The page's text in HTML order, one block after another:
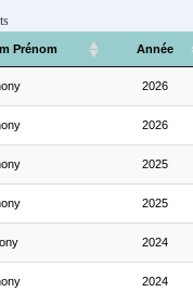
Prénom Année
2026
2026
2025
2025
2024
2024